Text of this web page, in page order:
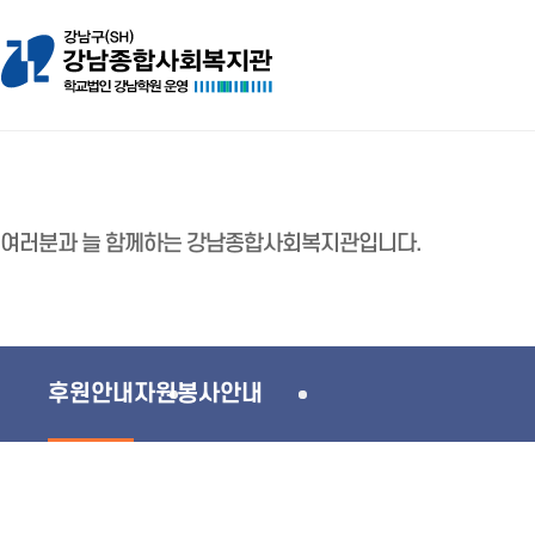
여러분과 늘 함께하는 강남종합사회복지관입니다.
후원안내 자원봉사안내